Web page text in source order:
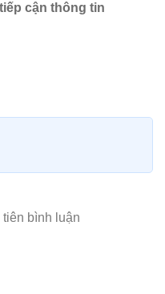
cận thông tin